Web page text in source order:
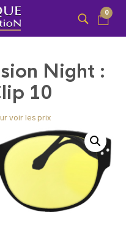
0
Night :
10
voir les prix